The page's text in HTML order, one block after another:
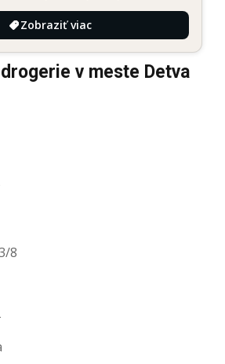
Zobraziť viac
v meste Detva
8